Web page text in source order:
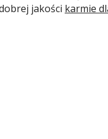
jakości karmie